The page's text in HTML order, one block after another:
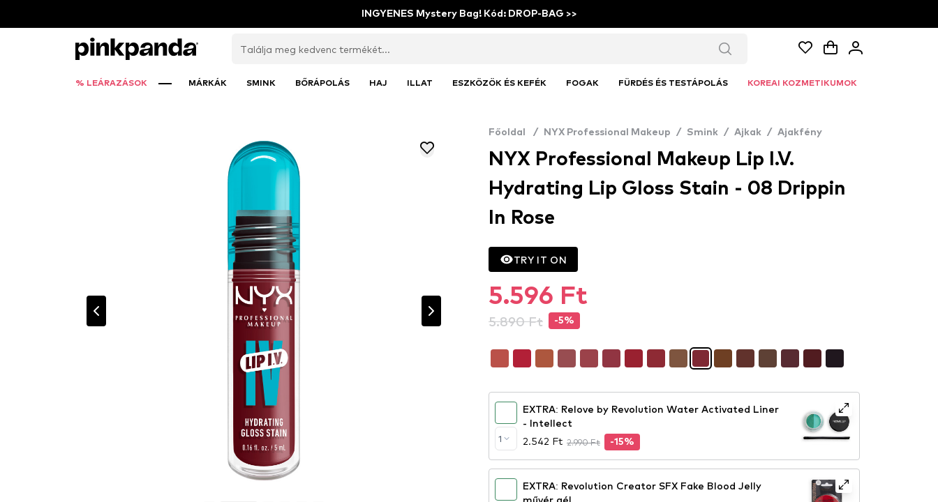
INGYENES Mystery Bag! Kód: DROP-BAG >>
% LEÁRAZÁSOK MÁRKÁK SMINK BŐRÁPOLÁS HAJ ILLAT ESZKÖZÖK ÉS KEFÉK FOGAK FÜRDÉS ÉS TESTÁPOLÁS KOREAI KOZMETIKUMOK
Főoldal / NYX Professional Makeup / Smink / Ajkak / Ajakfény
NYX Professional Makeup Lip I.V.
Hydrating Lip Gloss Stain - 08 Drippin
In Rose
TRY IT ON
5.596 Ft
5.890 Ft -5%
1
EXTRA: Relove by Revolution Water Activated Liner
- Intellect
2.542 Ft 2.990 Ft -15%
EXTRA: Revolution Creator SFX Fake Blood Jelly
művér gél